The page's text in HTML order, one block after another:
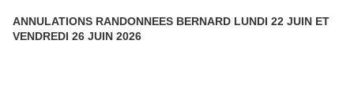
ANNULATIONS RANDONNEES BERNARD LUNDI 22 JUIN ET
VENDREDI 26 JUIN 2026